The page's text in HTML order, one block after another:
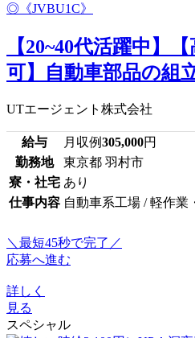
【20~40代活躍中】
可】自動車部品の組
UTエージェント株式会社
給与 月収例305,000円
勤務地
東京都 羽村市
寮・社宅 あり
仕事内容 自動車系工場 / 軽作業
＼最短45秒で完了／
応募へ進む
詳しく
見る
スペシャル